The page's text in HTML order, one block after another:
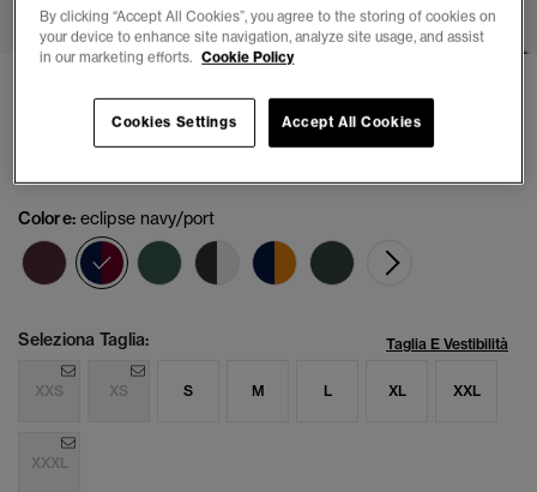
Colore: eclipse navy/port
selezionato
Seleziona Taglia: Taglia E Vestibilità
XXS XS S M L XL XXL
XXXL
By clicking “Accept All Cookies”, you agree to the storing of cookies on
your device to enhance site navigation, analyze site usage, and assist
in our marketing efforts. Cookie Policy
Cookies Settings Accept All Cookies